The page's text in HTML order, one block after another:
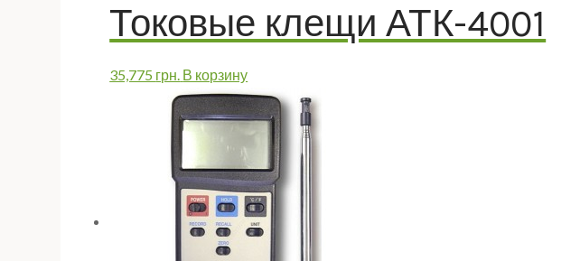
Токовые клещи АТК-4001
35,775 грн. В корзину